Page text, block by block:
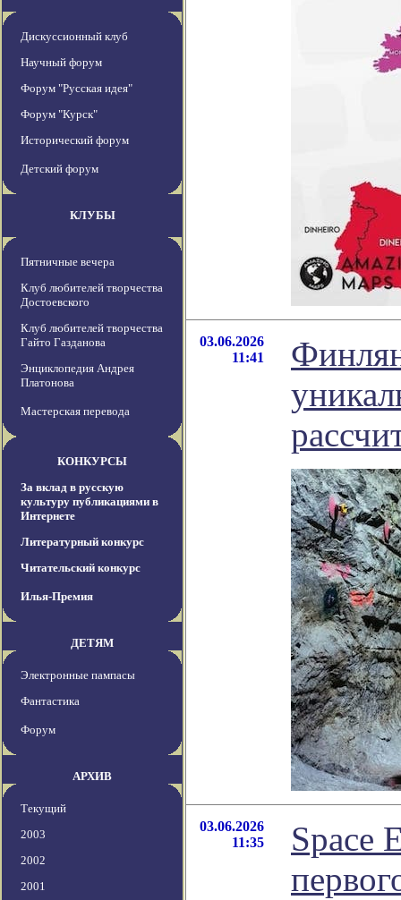
Дискуссионный клуб
Научный форум
Форум "Русская идея"
Форум "Курск"
Исторический форум
Детский форум
КЛУБЫ
Пятничные вечера
Клуб любителей творчества
Достоевского
Клуб любителей творчества
Гайто Газданова
Энциклопедия Андрея
Платонова
Мастерская перевода
КОНКУРСЫ
За вклад в русскую
культуру публикациями в
Интернете
Литературный конкурс
Читательский конкурс
Илья-Премия
ДЕТЯМ
Электронные пампасы
Фантастика
Форум
АРХИВ
Текущий
2003
2002
2001
03.06.2026
11:41
03.06.2026
11:35
Space